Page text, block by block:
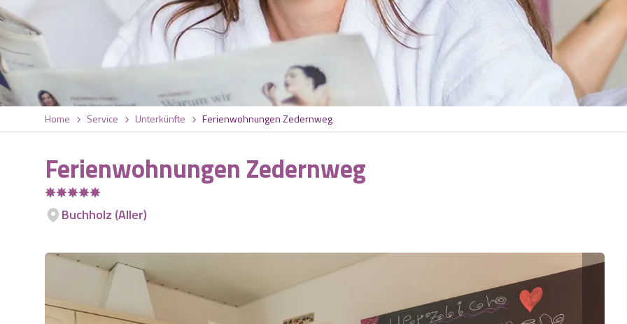
Home Service Unterkünfte Ferienwohnungen Zedernweg
Ferienwohnungen Zedernweg
Buchholz (Aller)